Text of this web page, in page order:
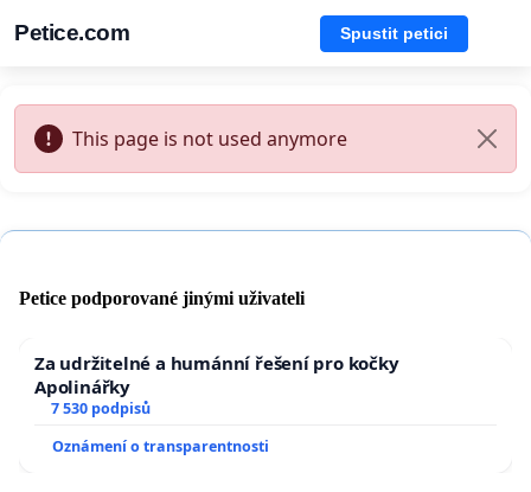
Petice.com Spustit petici
This page is not used anymore
Petice podporované jinými uživateli
Za udržitelné a humánní řešení pro kočky
Apolinářky
7 530 podpisů
Oznámení o transparentnosti